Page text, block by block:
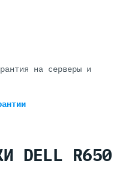
на серверы и
DELL R650